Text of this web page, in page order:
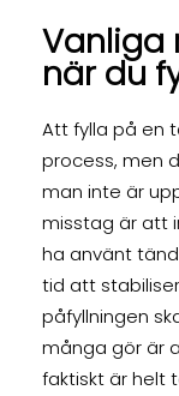
Vanliga
när du
Att fylla på en
process, men
man inte är
misstag är att
ha använt
tid att
påfyllningen
många gör är
faktiskt är helt